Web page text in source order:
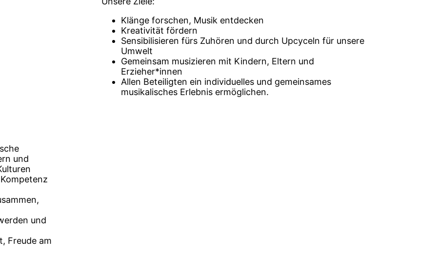
Klänge forschen, Musik entdecken
Kreativität fördern
Sensibilisieren fürs Zuhören und durch Upcyceln für unsere
Umwelt
Gemeinsam musizieren mit Kindern, Eltern und
Erzieher*innen
Allen Beteiligten ein individuelles und gemeinsames
musikalisches Erlebnis ermöglichen.
und
und
Freude am